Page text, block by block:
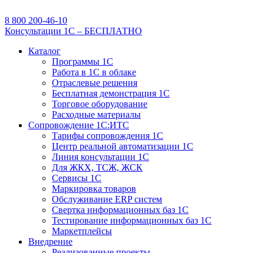
8 800 200-46-10
Консультации 1С – БЕСПЛАТНО
Каталог
Программы 1С
Работа в 1С в облаке
Отраслевые решения
Бесплатная демонстрация 1С
Торговое оборудование
Расходные материалы
Сопровождение 1С:ИТС
Тарифы сопровождения 1С
Центр реальной автоматизации 1С
Линия консультации 1С
Для ЖКХ, ТСЖ, ЖСК
Сервисы 1С
Маркировка товаров
Обслуживание ERP систем
Свертка информационных баз 1С
Тестирование информационных баз 1С
Маркетплейсы
Внедрение